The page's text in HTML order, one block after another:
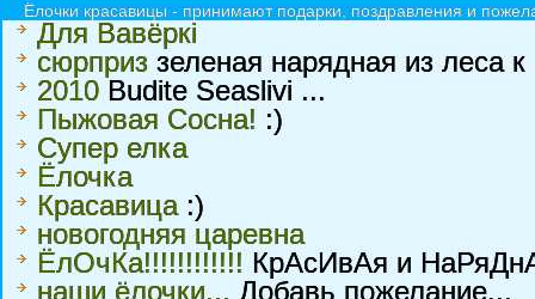
Ёлочки красавицы - принимают подарки, поздравления и
Для Вавёркі
cюрприз зеленая нарядная из леса
2010 Budite Seaslivi ...
Пыжовая Сосна! :)
Супер елка
Ёлочка
Красавица:)
новогодняя царевна
ЁлОчКа!!!!!!!!!!!! КрАсИвАя и
наши ёлочки... Добавь пожелание...